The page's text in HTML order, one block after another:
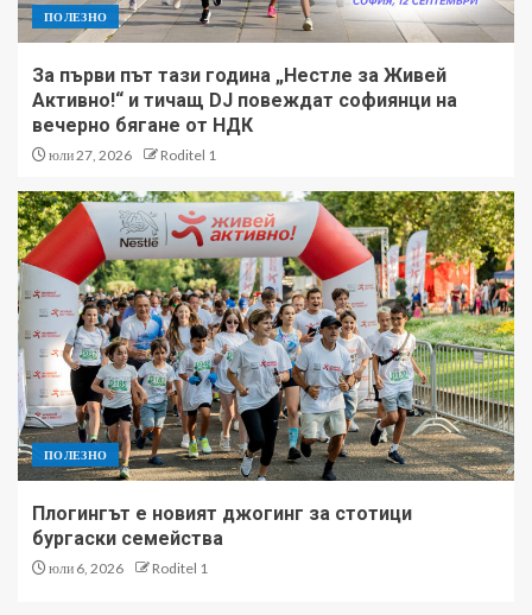
ПОЛЕЗНО
За първи път тази година „Нестле за Живей
Активно!“ и тичащ DJ повеждат софиянци на
вечерно бягане от НДК
юли 27, 2026 Roditel 1
ПОЛЕЗНО
Плогингът е новият джогинг за стотици
бургаски семейства
юли 6, 2026 Roditel 1